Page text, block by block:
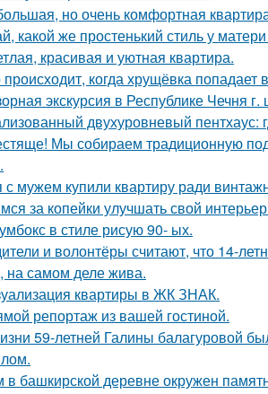
но очень комфортная
какой же простенький стиль у
красивая и уютная квартира.
происходит, когда хрущёвка попадает
экскурсия в Республике Чечня
двухуровневый пентхаус:
Мы собираем традиционную
с мужем купили квартиру ради
за копейки улучшать свой
в стиле рисую 90- ых.
и волонтёры считают, что 14-
на самом деле жива.
квартиры в ЖК ЗНАК.
репортаж из вашей гостиной.
59-летней Галины балагуровой
в башкирской деревне окружен